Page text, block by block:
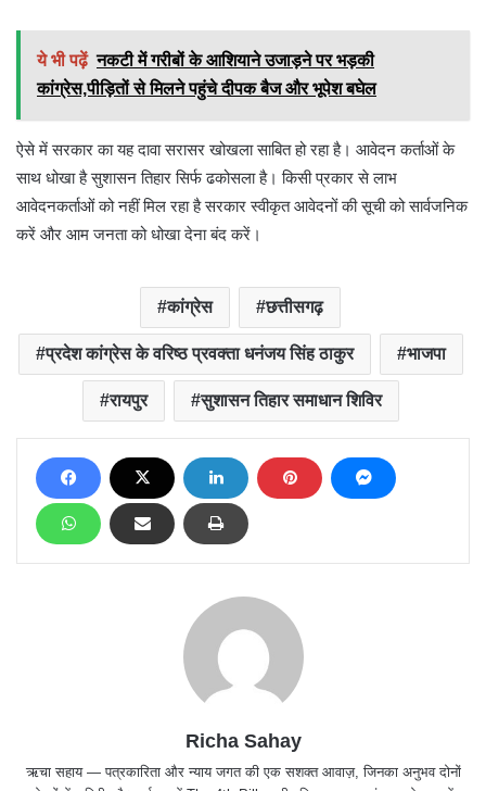
ये भी पढ़ें नकटी में गरीबों के आशियाने उजाड़ने पर भड़की
कांग्रेस,पीड़ितों से मिलने पहुंचे दीपक बैज और भूपेश बघेल
ऐसे में सरकार का यह दावा सरासर खोखला साबित हो रहा है। आवेदन कर्ताओं के
साथ धोखा है सुशासन तिहार सिर्फ ढकोसला है। किसी प्रकार से लाभ
आवेदनकर्ताओं को नहीं मिल रहा है सरकार स्वीकृत आवेदनों की सूची को सार्वजनिक
करें और आम जनता को धोखा देना बंद करें।
कांग्रेस छत्तीसगढ़
प्रदेश कांग्रेस के वरिष्ठ प्रवक्ता धनंजय सिंह ठाकुर भाजपा
रायपुर सुशासन तिहार समाधान शिविर
Richa Sahay
ऋचा सहाय — पत्रकारिता और न्याय जगत की एक सशक्त आवाज़, जिनका अनुभव दोनों